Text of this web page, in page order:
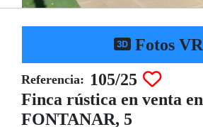
Fotos VR
Referencia: 105/25
Finca rústica en venta en
FONTANAR, 5